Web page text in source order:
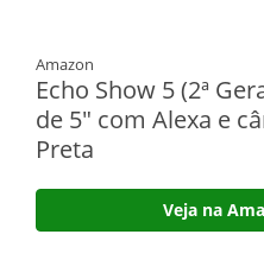
Amazon
Echo Show 5 (2ª
de 5" com Alexa e
Preta
Veja na